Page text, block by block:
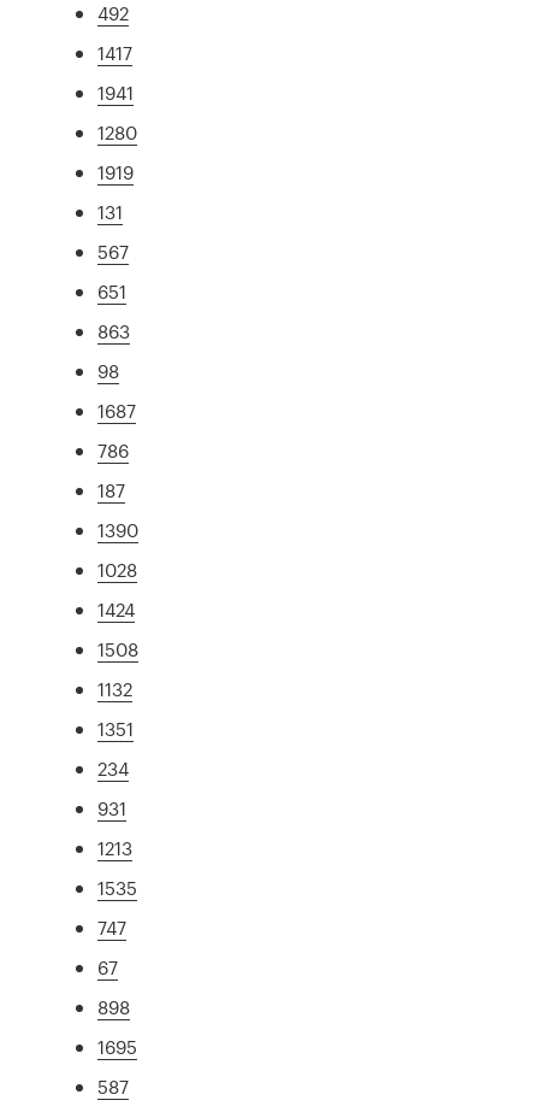
492
1417
1941
1280
1919
131
567
651
863
98
1687
786
187
1390
1028
1424
1508
1132
1351
234
931
1213
1535
747
67
898
1695
587